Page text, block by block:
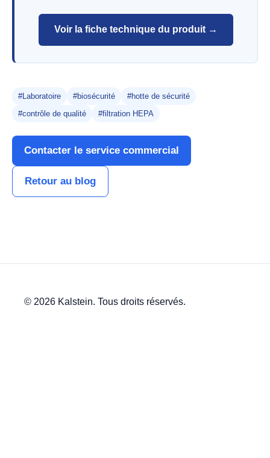
Voir la fiche technique du produit →
#Laboratoire #biosécurité
#hotte de sécurité
#contrôle de qualité
#filtration HEPA
Contacter le service commercial
Retour au blog
© 2026 Kalstein. Tous droits réservés.